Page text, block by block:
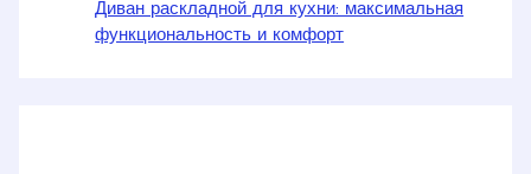
Диван раскладной для кухни: максимальная
функциональность и комфорт